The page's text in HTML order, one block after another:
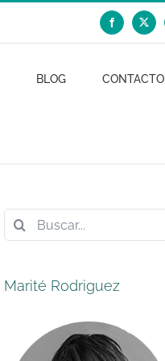
Facebook
X
BLOG CONTACTO
Buscar:
Marité Rodriguez